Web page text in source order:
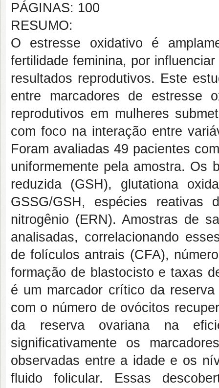
PÁGINAS: 100
RESUMO:
O estresse oxidativo é
fertilidade feminina, por
resultados reprodutivos. Este
entre marcadores de estresse
reprodutivos em mulheres
com foco na interação entre
Foram avaliadas 49 pacientes
uniformemente pela amostra. Os
reduzida (GSH), glutationa
GSSG/GSH, espécies
nitrogênio (ERN). Amostras de
analisadas, correlacionando
de folículos antrais (CFA),
formação de blastocisto e taxas
é um marcador crítico da
com o número de ovócitos
da reserva ovariana na
significativamente os
observadas entre a idade e os
fluido folicular. Essas